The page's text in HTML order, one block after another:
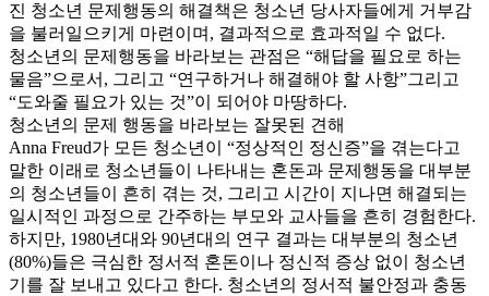
진 청소년 문제행동의 해결책은 청소년 당사자들에게 거부감
을 불러일으키게 마련이며, 결과적으로 효과적일 수 없다.
청소년의 문제행동을 바라보는 관점은 “해답을 필요로 하는
물음”으로서, 그리고 “연구하거나 해결해야 할 사항”그리고
“도와줄 필요가 있는 것”이 되어야 마땅하다.
청소년의 문제 행동을 바라보는 잘못된 견해
Anna Freud가 모든 청소년이 “정상적인 정신증”을 겪는다고
말한 이래로 청소년들이 나타내는 혼돈과 문제행동을 대부분
의 청소년들이 흔히 겪는 것, 그리고 시간이 지나면 해결되는
일시적인 과정으로 간주하는 부모와 교사들을 흔히 경험한다.
하지만, 1980년대와 90년대의 연구 결과는 대부분의 청소년
(80%)들은 극심한 정서적 혼돈이나 정신적 증상 없이 청소년
기를 잘 보내고 있다고 한다. 청소년의 정서적 불안정과 충동